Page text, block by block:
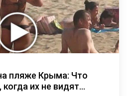
пляже Крыма: Что
их не видят...